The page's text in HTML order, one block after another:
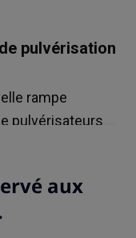
pulvérisation
rampe
pulvérisateurs